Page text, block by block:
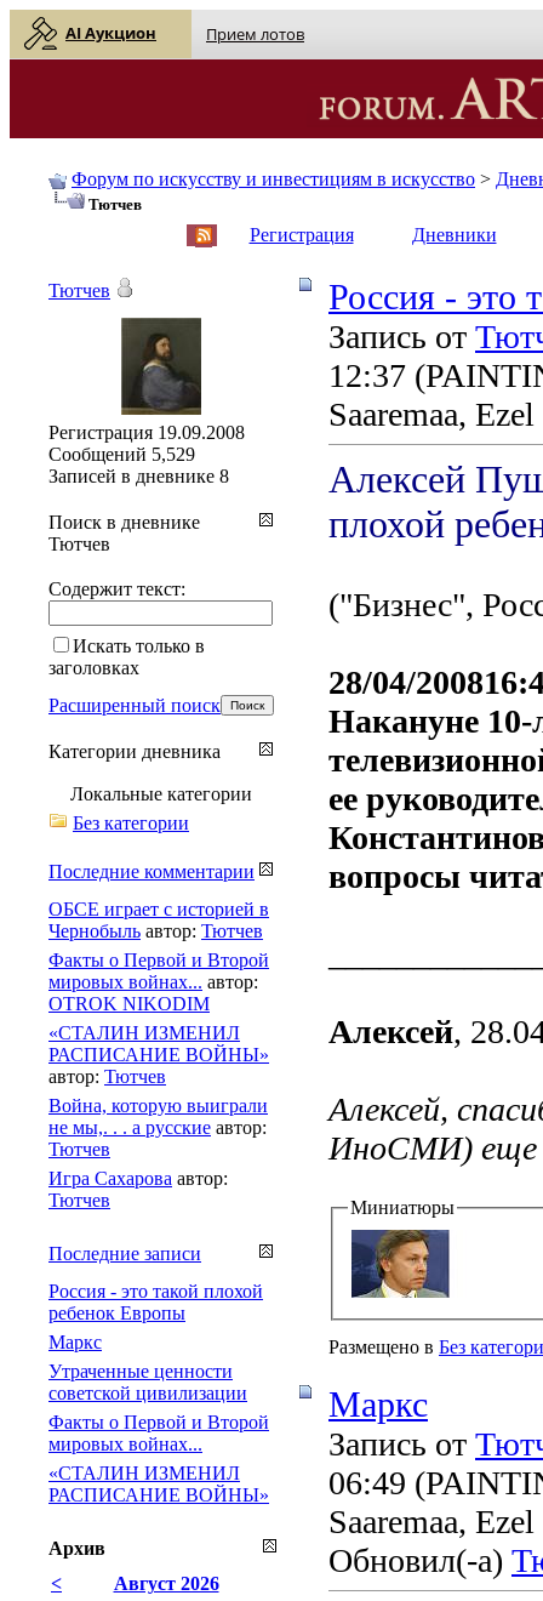
AI Аукцион Прием лотов
Форум по искусству и инвестициям в искусство >
Тютчев
Регистрация Дневники
Россия - это
Запись от
12:37
Saaremaa,
Алексей
плохой
("Бизнес",
28/04/
Накануне 10-
ее
вопросы
Алексей,
Алексей,
ИноСМИ) еще
Миниатюры
Размещено в Без
Маркс
Запись от
06:49
Saaremaa,
Обновил(-а)
Тютчев
Регистрация 19.09.2008
Сообщений 5,529
Записей в дневнике 8
Поиск в дневнике
Тютчев
Содержит текст:
Искать только в
заголовках
Расширенный поиск
Категории дневника
Локальные категории
Без категории
Последние комментарии
ОБСЕ играет с историей в
Чернобыль автор: Тютчев
Факты о Первой и Второй
мировых войнах... автор:
OTROK NIKODIM
«СТАЛИН ИЗМЕНИЛ
РАСПИСАНИЕ ВОЙНЫ»
автор: Тютчев
Война, которую выиграли
не мы,. . . а русские автор:
Тютчев
Игра Сахарова автор:
Тютчев
Последние записи
Россия - это такой плохой
ребенок Европы
Маркс
Утраченные ценности
советской цивилизации
Факты о Первой и Второй
мировых войнах...
«СТАЛИН ИЗМЕНИЛ
РАСПИСАНИЕ ВОЙНЫ»
Архив
<
Август 2026